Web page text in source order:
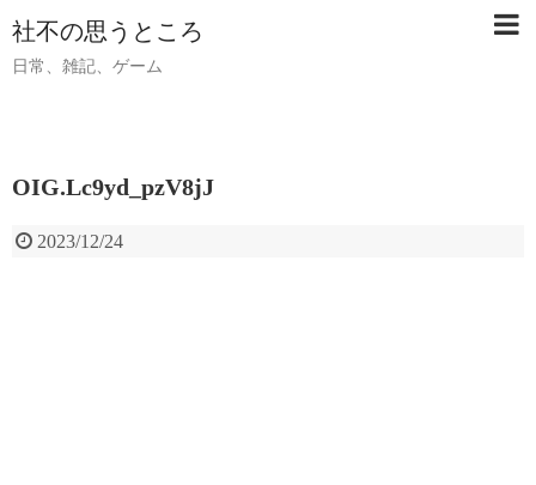
社不の思うところ
日常、雑記、ゲーム
OIG.Lc9yd_pzV8jJ
2023/12/24